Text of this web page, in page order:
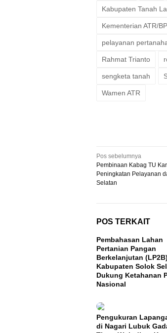
Kabupaten Tanah
Kementerian ATR/
pelayanan
Rahmat Trianto
sengketa tanah
Wamen ATR
Navigasi
pos
Pos sebelumnya
Pembinaan Kabag TU
Peningkatan Pelayanan
Selatan
POS TERKAIT
Pembahasan Lahan
Pertanian Pangan
Berkelanjutan (LP2B)
Kabupaten Solok
Dukung Ketahanan
Nasional
Pengukuran
di Nagari Lubuk